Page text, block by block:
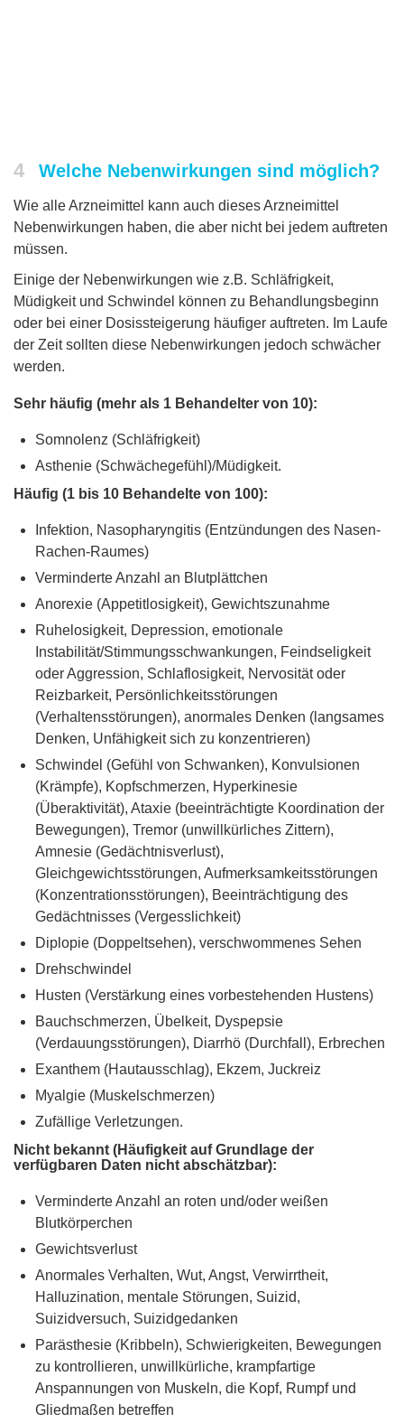
4 Welche Nebenwirkungen sind möglich?
Wie alle Arzneimittel kann auch dieses Arzneimittel
Nebenwirkungen haben, die aber nicht bei jedem auftreten
müssen.
Einige der Nebenwirkungen wie z.B. Schläfrigkeit,
Müdigkeit und Schwindel können zu Behandlungsbeginn
oder bei einer Dosissteigerung häufiger auftreten. Im Laufe
der Zeit sollten diese Nebenwirkungen jedoch schwächer
werden.
Sehr häufig (mehr als 1 Behandelter von 10):
Somnolenz (Schläfrigkeit)
Asthenie (Schwächegefühl)/Müdigkeit.
Häufig (1 bis 10 Behandelte von 100):
Infektion, Nasopharyngitis (Entzündungen des Nasen-
Rachen-Raumes)
Verminderte Anzahl an Blutplättchen
Anorexie (Appetitlosigkeit), Gewichtszunahme
Ruhelosigkeit, Depression, emotionale
Instabilität/Stimmungsschwankungen, Feindseligkeit
oder Aggression, Schlaflosigkeit, Nervosität oder
Reizbarkeit, Persönlichkeitsstörungen
(Verhaltensstörungen), anormales Denken (langsames
Denken, Unfähigkeit sich zu konzentrieren)
Schwindel (Gefühl von Schwanken), Konvulsionen
(Krämpfe), Kopfschmerzen, Hyperkinesie
(Überaktivität), Ataxie (beeinträchtigte Koordination der
Bewegungen), Tremor (unwillkürliches Zittern),
Amnesie (Gedächtnisverlust),
Gleichgewichtsstörungen, Aufmerksamkeitsstörungen
(Konzentrationsstörungen), Beeinträchtigung des
Gedächtnisses (Vergesslichkeit)
Diplopie (Doppeltsehen), verschwommenes Sehen
Drehschwindel
Husten (Verstärkung eines vorbestehenden Hustens)
Bauchschmerzen, Übelkeit, Dyspepsie
(Verdauungsstörungen), Diarrhö (Durchfall), Erbrechen
Exanthem (Hautausschlag), Ekzem, Juckreiz
Myalgie (Muskelschmerzen)
Zufällige Verletzungen.
Nicht bekannt (Häufigkeit auf Grundlage der
verfügbaren Daten nicht abschätzbar):
Verminderte Anzahl an roten und/oder weißen
Blutkörperchen
Gewichtsverlust
Anormales Verhalten, Wut, Angst, Verwirrtheit,
Halluzination, mentale Störungen, Suizid,
Suizidversuch, Suizidgedanken
Parästhesie (Kribbeln), Schwierigkeiten, Bewegungen
zu kontrollieren, unwillkürliche, krampfartige
Anspannungen von Muskeln, die Kopf, Rumpf und
Gliedmaßen betreffen